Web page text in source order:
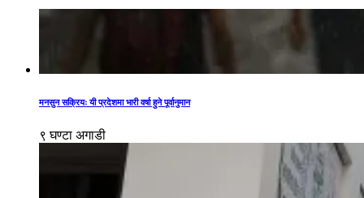
मनसुन सक्रियः यी प्रदेशमा भारी वर्षा हुने पूर्वानुमान
९ घण्टा अगाडी